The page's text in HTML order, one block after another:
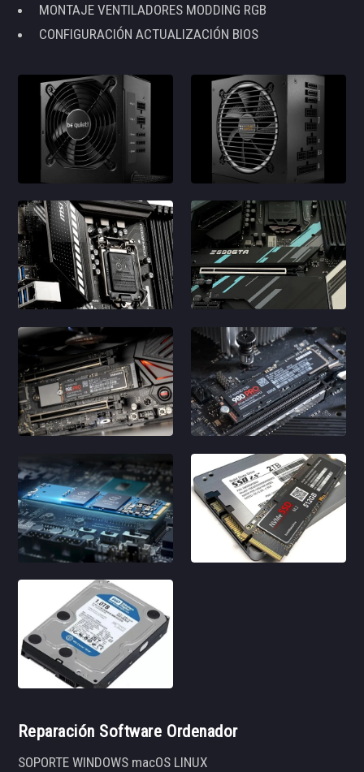
MONTAJE VENTILADORES MODDING RGB
CONFIGURACIÓN ACTUALIZACIÓN BIOS
Reparación Software Ordenador
SOPORTE WINDOWS macOS LINUX